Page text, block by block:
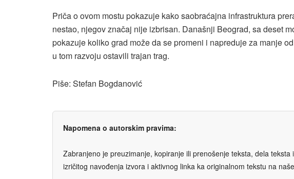
Priča o ovom mostu pokazuje kako saobraćajna infrastruktura
nestao, njegov značaj nije izbrisan. Današnji Beograd, sa deset
pokazuje koliko grad može da se promeni i napreduje za manje
u tom razvoju ostavili trajan trag.
Piše: Stefan Bogdanović
Napomena o autorskim pravima:
Zabranjeno je preuzimanje, kopiranje ili prenošenje teksta, dela
izričitog navođenja izvora i aktivnog linka ka originalnom tekstu na